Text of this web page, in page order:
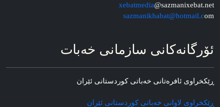
xebatmedia@sazmanixebat.net
sazmanikhabat@hotmail.com
ئۆرگانه‌کانی سازمانی خه‌بات
ڕێکخراوی ئافره‌تانی خه‌باتی کوردستانی ئێران
ڕێکخراوی لاوانی خه‌باتی کوردستانی ئێران